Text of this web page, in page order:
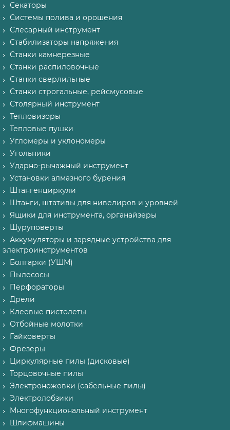
Секаторы
Системы полива и орошения
Слесарный инструмент
Стабилизаторы напряжения
Станки камнерезные
Станки распиловочные
Станки сверлильные
Станки строгальные, рейсмусовые
Столярный инструмент
Тепловизоры
Тепловые пушки
Угломеры и уклономеры
Угольники
Ударно-рычажный инструмент
Установки алмазного бурения
Штангенциркули
Штанги, штативы для нивелиров и уровней
Ящики для инструмента, органайзеры
Шуруповерты
Аккумуляторы и зарядные устройства для
электроинструментов
Болгарки (УШМ)
Пылесосы
Перфораторы
Дрели
Клеевые пистолеты
Отбойные молотки
Гайковерты
Фрезеры
Циркулярные пилы (дисковые)
Торцовочные пилы
Электроножовки (сабельные пилы)
Электролобзики
Многофункциональный инструмент
Шлифмашины